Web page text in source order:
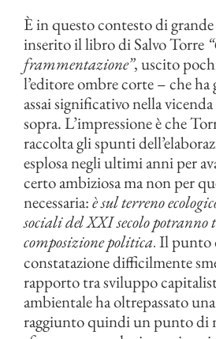
È in questo contesto di
inserito il libro di Salvo Torre
frammentazione”, uscito
l’editore ombre corte – che
assai significativo nella
sopra. L’impressione è che
raccolta gli spunti
esplosa negli ultimi anni per
certo ambiziosa ma non per
necessaria:è sul terreno
sociali del XXI secolo
composizione politica. Il punto
constatazione difficilmente
rapporto tra sviluppo
ambientale ha oltrepassato
raggiunto quindi un punto di